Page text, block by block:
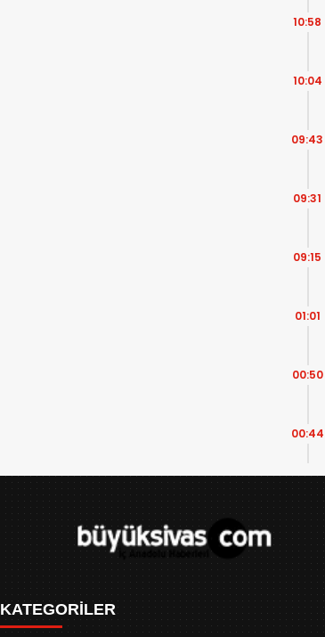
10:58
10:04
09:43
09:31
09:15
01:01
00:50
00:44
KATEGORİLER